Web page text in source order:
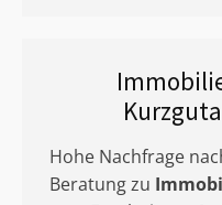
Hohe Nachfrage
Beratung zu